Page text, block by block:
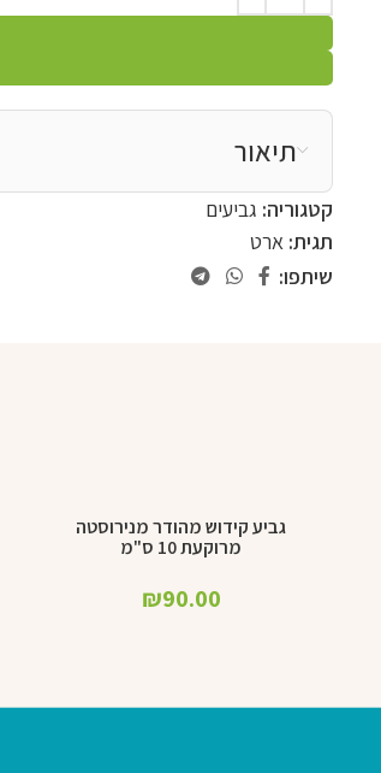
תיאור
קטגוריה: גביעים
תגית: ארט
שיתפו:
הוספה לסל
גביע קידוש מהודר מנירוסטה
מרוקעת 10 ס"מ
₪90.00